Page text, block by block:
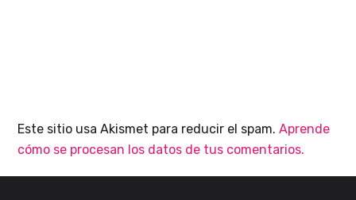
Este sitio usa Akismet para reducir el spam.Aprende
cómo se procesan los datos de tus comentarios.